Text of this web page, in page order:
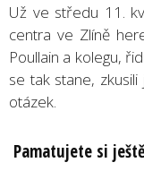
Už ve středu 11.
centra ve Zlíně
Poullain a kolegu,
se tak stane,
otázek.
Pamatujete si